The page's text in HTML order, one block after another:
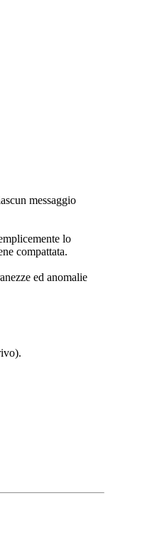
messaggio
lo
compattata.
ed anomalie